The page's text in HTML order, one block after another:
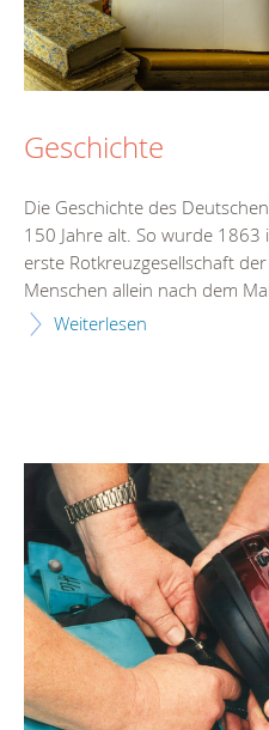
Geschichte
Die Geschichte des
150 Jahre alt. So wurde
erste Rotkreuzgesellschaft
Menschen allein nach dem
Weiterlesen